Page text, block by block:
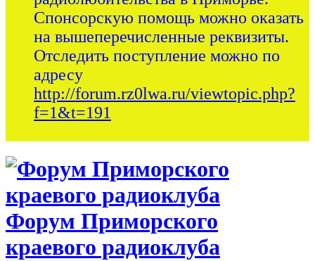
Спонсорскую помощь можно оказать
на вышеперечисленные реквизиты.
Отследить поступление можно по
адресу
http://forum.rz0lwa.ru/viewtopic.php?
f=1&t=191
Форум Приморского
краевого радиоклуба